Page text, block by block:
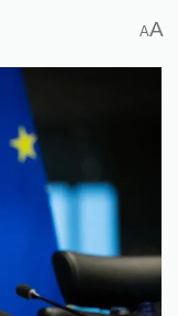
AA